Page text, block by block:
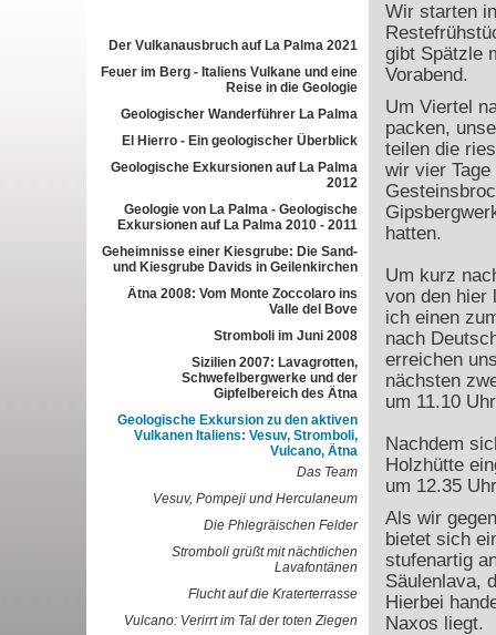
Der Vulkanausbruch auf La Palma 2021
Feuer im Berg - Italiens Vulkane und eine
Reise in die Geologie
Geologischer Wanderführer La Palma
El Hierro - Ein geologischer Überblick
Geologische Exkursionen auf La Palma
2012
Geologie von La Palma - Geologische
Exkursionen auf La Palma 2010 - 2011
Geheimnisse einer Kiesgrube: Die Sand-
und Kiesgrube Davids in Geilenkirchen
Ätna 2008: Vom Monte Zoccolaro ins
Valle del Bove
Stromboli im Juni 2008
Sizilien 2007: Lavagrotten,
Schwefelbergwerke und der
Gipfelbereich des Ätna
Geologische Exkursion zu den aktiven
Vulkanen Italiens: Vesuv, Stromboli,
Vulcano, Ätna
Das Team
Vesuv, Pompeji und Herculaneum
Die Phlegräischen Felder
Stromboli grüßt mit nächtlichen
Lavafontänen
Flucht auf die Kraterterrasse
Vulcano: Verirrt im Tal der toten Ziegen
Wir starten
gibt Spätzle
Vorabend.
Um Viertel
packen,
teilen die
wir vier
hatten.
Um kurz
von den hier
ich einen
nach
erreichen
nächsten
um 11.10
Nachdem
Holzhütte
um 12.35
Als wir
bietet sich
stufenartig
Säulenlava,
Hierbei
Naxos liegt.